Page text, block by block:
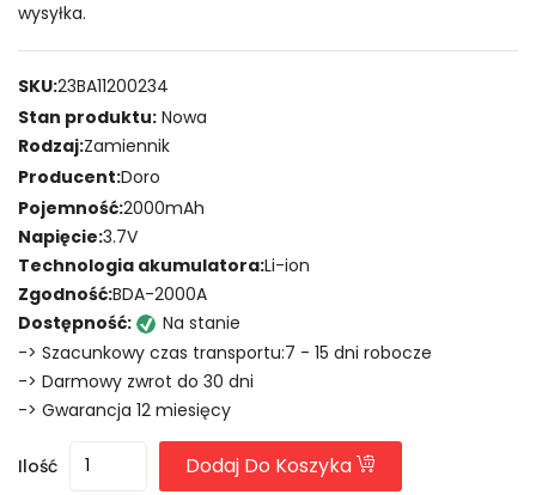
wysyłka.
SKU:23BA11200234
Stan produktu: Nowa
Rodzaj:Zamiennik
Producent:Doro
Pojemność:2000mAh
Napięcie:3.7V
Technologia akumulatora:Li-ion
Zgodność:BDA-2000A
Dostępność:
Na stanie
-> Szacunkowy czas transportu:7 - 15 dni robocze
-> Darmowy zwrot do 30 dni
-> Gwarancja 12 miesięcy
Ilość Dodaj Do Koszyka